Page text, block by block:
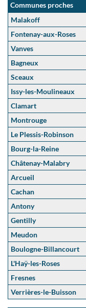
Communes proches
Malakoff
Fontenay-aux-Roses
Vanves
Bagneux
Sceaux
Issy-les-Moulineaux
Clamart
Montrouge
Le Plessis-Robinson
Bourg-la-Reine
Châtenay-Malabry
Arcueil
Cachan
Antony
Gentilly
Meudon
Boulogne-Billancourt
L'Haÿ-les-Roses
Fresnes
Verrières-le-Buisson